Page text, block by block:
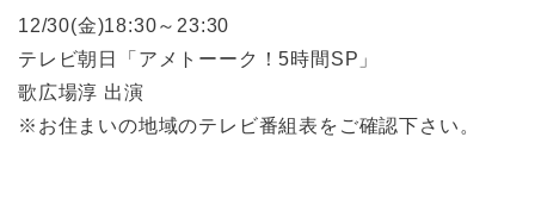
12/30(金)18:30～23:30
テレビ朝日「アメトーーク！5時間SP」
歌広場淳 出演
※お住まいの地域のテレビ番組表をご確認下さい。